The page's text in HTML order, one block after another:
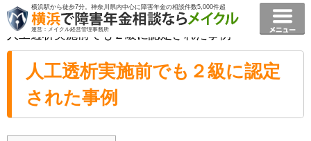
横浜駅から徒歩7分。神奈川県内中心に障害年金の相談件数5,000件超
運営：メイクル経営管理事務所
横浜で障害年金相談ならメイクル障害年金横浜 事例
人工透析実施前でも２級に認定された事例
人工透析実施前でも２級に認定
された事例